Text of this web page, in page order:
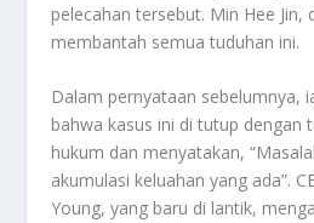
pelecahan tersebut. Min Hee Jin,
membantah semua tuduhan ini.
Dalam pernyataan sebelumnya,
bahwa kasus ini di tutup dengan
hukum dan menyatakan,
akumulasi keluahan yang ada”.
Young, yang baru di lantik,